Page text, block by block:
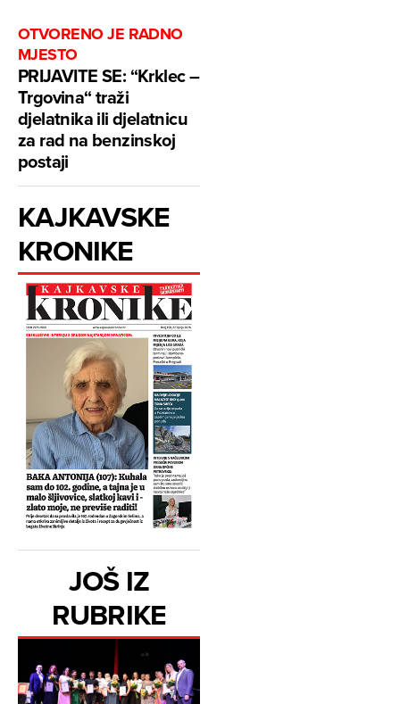
OTVORENO JE RADNO
MJESTO
PRIJAVITE SE: “Krklec –
Trgovina“ traži
djelatnika ili djelatnicu
za rad na benzinskoj
postaji
KAJKAVSKE
KRONIKE
JOŠ IZ
RUBRIKE